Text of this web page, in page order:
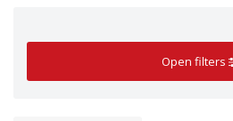
Open filters